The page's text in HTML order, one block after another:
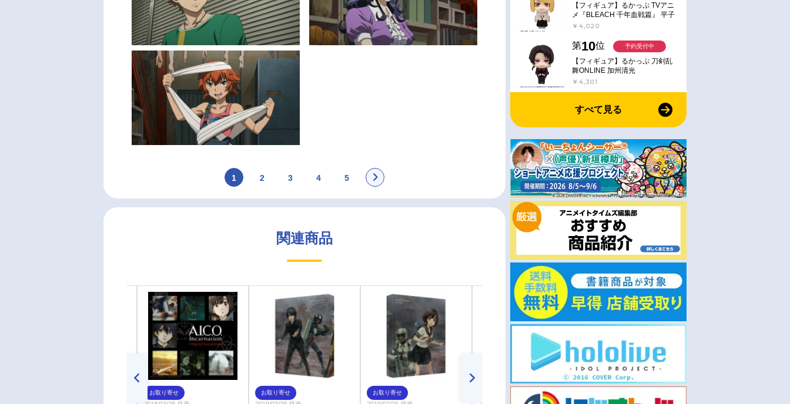
1 2 3 4 5
関連商品
お取り寄せ お取り寄せ お取り寄せ
【フィギュア】るかっぷ TVアニ
メ『BLEACH 千年血戦篇』 平子
真子
￥4,020
第10位
【フィギュア】るかっぷ 刀剣乱
舞ONLINE 加州清光
￥4,301
予約受付中
すべて見る